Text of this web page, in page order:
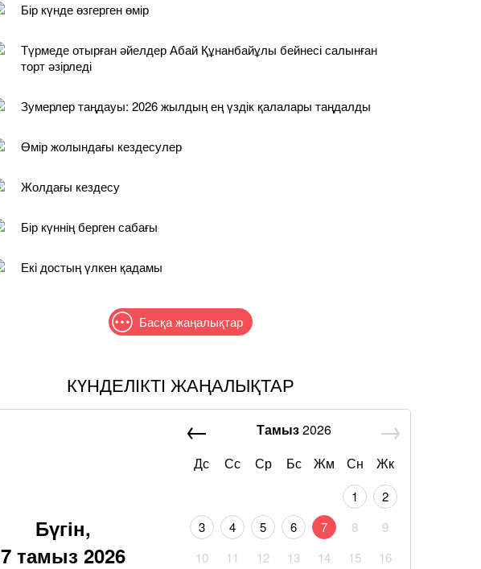
Бір күнде өзгерген өмір
Түрмеде отырған әйелдер Абай Құнанбайұлы бейнесі салынған
торт әзірледі
Зумерлер таңдауы: 2026 жылдың ең үздік қалалары таңдалды
Өмір жолындағы кездесулер
Жолдағы кездесу
Бір күннің берген сабағы
Екі достың үлкен қадамы
Басқа жаңалықтар
КҮНДЕЛІКТІ ЖАҢАЛЫҚТАР
Бүгін,
7 тамыз 2026
Тамыз2026
Дс
Сс Ср Бс Жм Сн Жк
1
2
3
4 5 6 7 8
9
10
11 12 13 14 15
16